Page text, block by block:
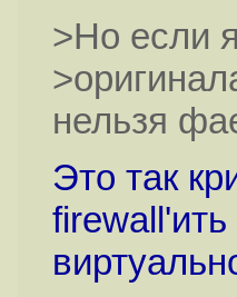
>Но если
нельзя
Это так